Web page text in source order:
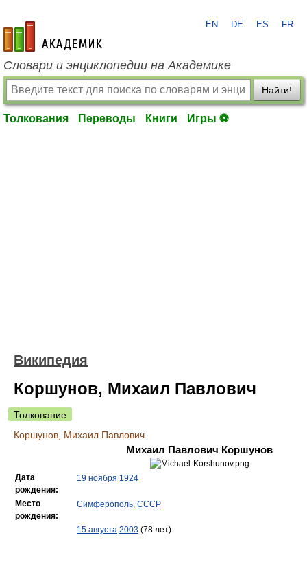
academic.ru
EN DE ES FR
Словари и энциклопедии на Академике
Найти!
Толкования Переводы Книги Игры ⚽
Википедия
Коршунов, Михаил Павлович
Толкование
Коршунов, Михаил Павлович
Михаил Павлович Коршунов
Дата
рождения:
19 ноября 1924
Место
рождения:
Симферополь, СССР
15 августа 2003 (78 лет)